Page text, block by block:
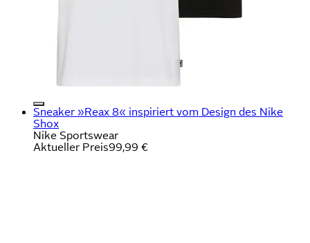
Sneaker »Reax 8« inspiriert vom Design des Nike
Shox
Nike Sportswear
Aktueller Preis99,99 €